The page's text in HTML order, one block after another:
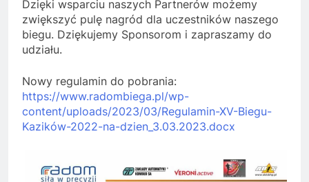
Dzięki wsparciu naszych Partnerów możemy
zwiększyć pulę nagród dla uczestników naszego
biegu. Dziękujemy Sponsorom i zapraszamy do
udziału.
Nowy regulamin do pobrania:
https://www.radombiega.pl/wp-
content/uploads/2023/03/Regulamin-XV-Biegu-
Kazików-2022-na-dzien_3.03.2023.docx